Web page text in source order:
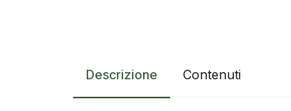
Descrizione Contenuti